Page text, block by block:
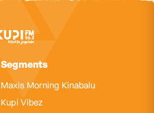
Segments
Maxis Morning Kinabalu
Kupi Vibez